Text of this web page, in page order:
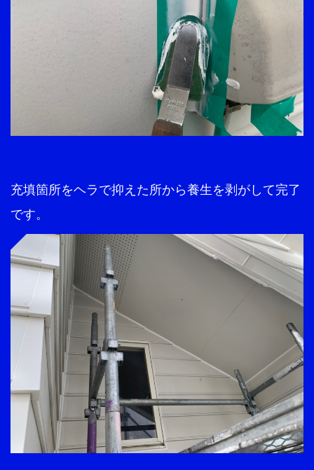
充填箇所をヘラで抑えた所から養生を剥がして完了
です。